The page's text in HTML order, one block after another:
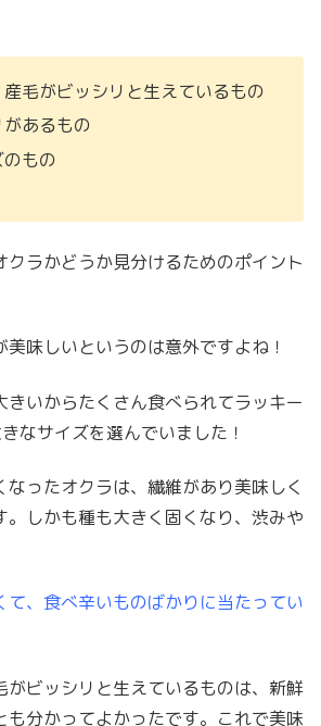
毛がビッシリと生えているもの
あるもの
もの
クラかどうか見分けるためのポイント
味しいというのは意外ですよね！
きいからたくさん食べられてラッキー
なサイズを選んでいました！
なったオクラは、繊維があり美味しく
。しかも種も大きく固くなり、渋みや
て、食べ辛いものばかりに当たってい
がビッシリと生えているものは、新鮮
も分かってよかったです。これで美味